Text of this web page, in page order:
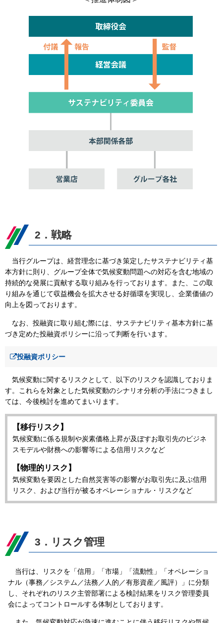
2．戦略
当行グループは、経営理念に基づき策定したサステナビリティ基
本方針に則り、グループ全体で気候変動問題への対応を含む地域の
持続的な発展に貢献する取り組みを行っております。また、この取
り組みを通じて収益機会を拡大させる好循環を実現し、企業価値の
向上を図っております。
なお、投融資に取り組む際には、サステナビリティ基本方針に基
づき定めた投融資ポリシーに沿って判断を行います。
投融資ポリシー
気候変動に関するリスクとして、以下のリスクを認識しておりま
す。これらを対象とした気候変動のシナリオ分析の手法につきまし
ては、今後検討を進めてまいります。
【移行リスク】
気候変動に係る規制や炭素価格上昇が及ぼすお取引先のビジネ
スモデルや財務への影響等による信用リスクなど
【物理的リスク】
気候変動を要因とした自然災害等の影響がお取引先に及ぶ信用
リスク、および当行が被るオペレーショナル・リスクなど
3．リスク管理
当行は、リスクを「信用」「市場」「流動性」「オペレーショ
ナル（事務／システム／法務／人的／有形資産／風評）」に分類
し、それぞれのリスク主管部署による検討結果をリスク管理委員
会によってコントロールする体制としております。